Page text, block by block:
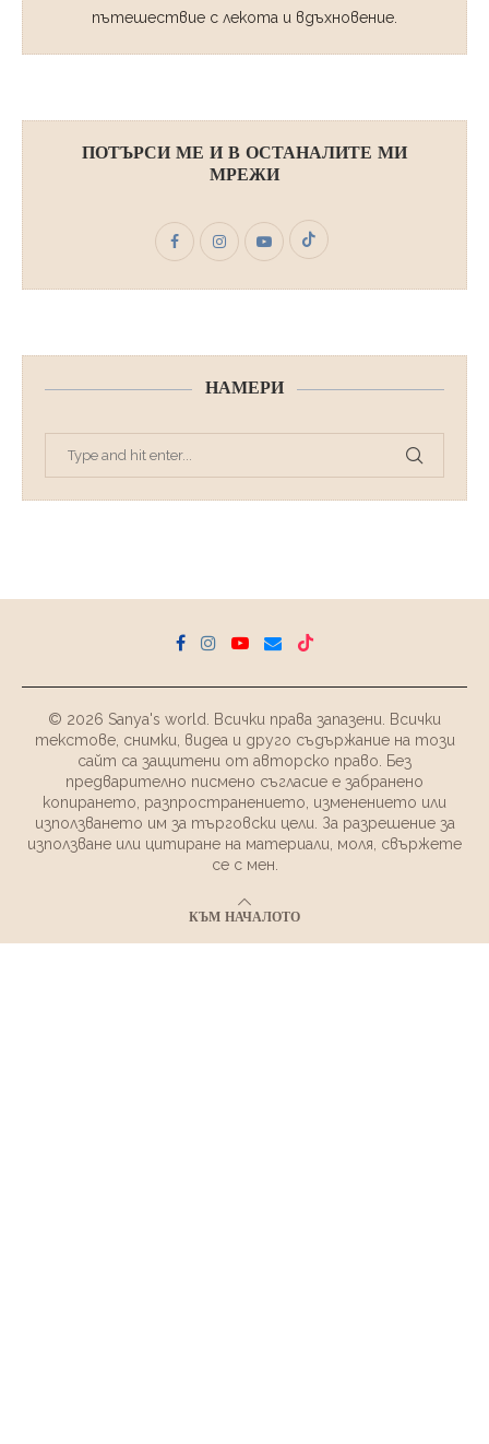
пътешествие с лекота и вдъхновение.
ПОТЪРСИ МЕ И В ОСТАНАЛИТЕ МИ
МРЕЖИ
НАМЕРИ
© 2026 Sanya's world. Всички права запазени. Всички
текстове, снимки, видеа и друго съдържание на този
сайт са защитени от авторско право. Без
предварително писмено съгласие е забранено
копирането, разпространението, изменението или
използването им за търговски цели. За разрешение за
използване или цитиране на материали, моля, свържете
се с мен.
КЪМ НАЧАЛОТО